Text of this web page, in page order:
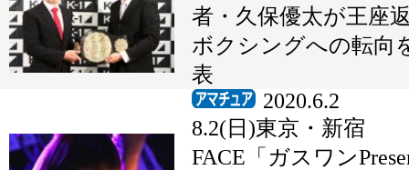
者・久保優太が王座
ボクシングへの転向
表
2020.6.2
8.2(日)東京・新宿
FACE「ガスワン